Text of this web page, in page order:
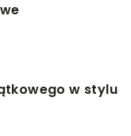
w stylu